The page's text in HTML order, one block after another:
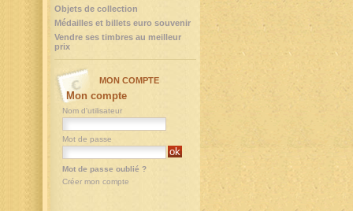
Objets de collection
Médailles et billets euro souvenir
Vendre ses timbres au meilleur
prix
MON COMPTE
Mon compte
Nom d'utilisateur
Mot de passe
Mot de passe oublié ?
Créer mon compte